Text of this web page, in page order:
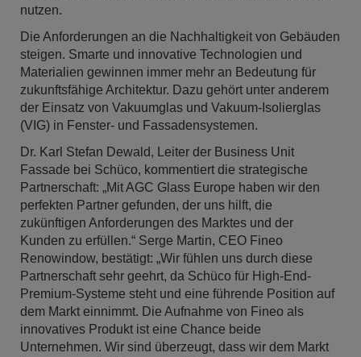
nutzen.
Die Anforderungen an die Nachhaltigkeit von Gebäuden
steigen. Smarte und innovative Technologien und
Materialien gewinnen immer mehr an Bedeutung für
zukunftsfähige Architektur. Dazu gehört unter anderem
der Einsatz von Vakuumglas und Vakuum-Isolierglas
(VIG) in Fenster- und Fassadensystemen.
Dr. Karl Stefan Dewald, Leiter der Business Unit
Fassade bei Schüco, kommentiert die strategische
Partnerschaft: „Mit AGC Glass Europe haben wir den
perfekten Partner gefunden, der uns hilft, die
zukünftigen Anforderungen des Marktes und der
Kunden zu erfüllen.“ Serge Martin, CEO Fineo
Renowindow, bestätigt: „Wir fühlen uns durch diese
Partnerschaft sehr geehrt, da Schüco für High-End-
Premium-Systeme steht und eine führende Position auf
dem Markt einnimmt. Die Aufnahme von Fineo als
innovatives Produkt ist eine Chance beide
Unternehmen. Wir sind überzeugt, dass wir dem Markt